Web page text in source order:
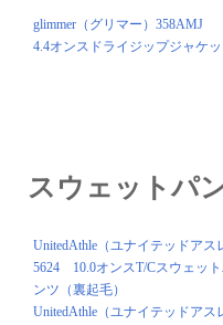
glimmer（グリマー）358AMJ
4.4オンスドライジップジャケッ
スウェットパ
UnitedAthle（ユナイテッドアス
5624 10.0オンスT/Cスウェッ
ンツ（裏起毛）
UnitedAthle（ユナイテッドアス